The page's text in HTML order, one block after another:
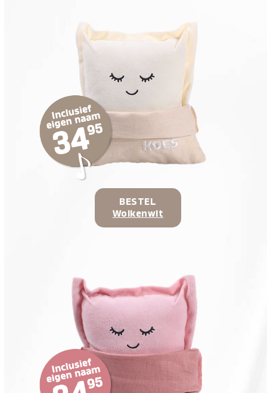
BESTEL
Wolkenwit